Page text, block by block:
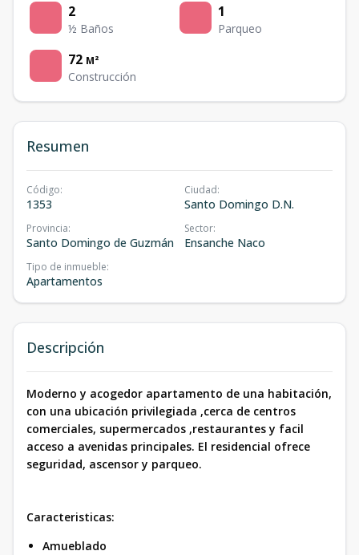
2
½ Baños
1
Parqueo
72 M²
Construcción
Resumen
Código:
1353
Ciudad:
Santo Domingo D.N.
Provincia:
Santo Domingo de Guzmán
Sector:
Ensanche Naco
Tipo de inmueble:
Apartamentos
Descripción
Moderno y acogedor apartamento de una habitación,
con una ubicación privilegiada ,cerca de centros
comerciales, supermercados ,restaurantes y facil
acceso a avenidas principales. El residencial ofrece
seguridad, ascensor y parqueo.
Caracteristicas:
Amueblado